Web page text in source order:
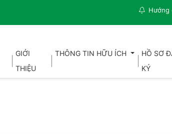
Hướng
GIỚI
THIỆU
THÔNG TIN HỮU ÍCH
HỒ SƠ
KÝ